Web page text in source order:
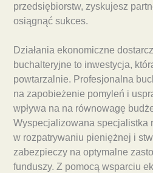
przedsiębiorstw, zyskujesz
osiągnąć sukces.
Działania ekonomiczne
buchalteryjne to inwestycja,
powtarzalnie. Profesjonalna
na zapobieżenie pomyleń i
wpływa na na równowagę
Wyspecjalizowana specjalistka
w rozpatrywaniu pieniężnej i
zabezpieczy na optymalne
funduszy. Z pomocą wsparciu